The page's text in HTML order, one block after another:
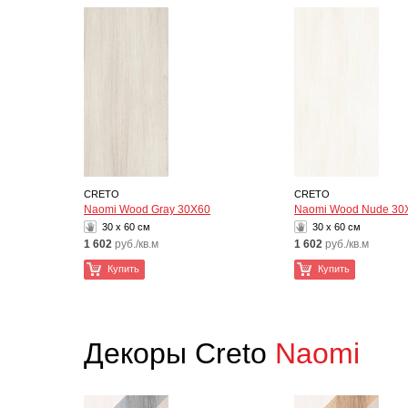
CRETO
Naomi Wood Gray 30Х60
30 x 60 см
1 602 руб./кв.м
Купить
CRETO
Naomi Wood Nude
30 x 60 см
1 602 руб./кв.м
Купить
Декоры Creto Naomi